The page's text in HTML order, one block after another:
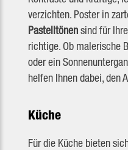
verzichten. Poster in
Pastelltönensind für
richtige. Ob malerische
oder ein
helfen Ihnen dabei, den
Küche
Für die Küche bieten